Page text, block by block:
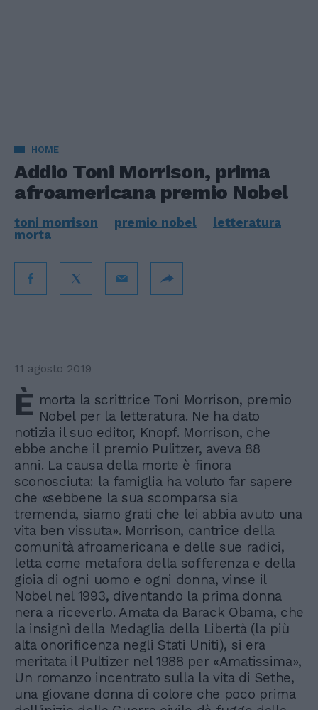
HOME
Addio Toni Morrison, prima
afroamericana premio Nobel
toni morrison premio nobel
letteratura
morta
11 agosto 2019
È morta la scrittrice Toni Morrison, premio
Nobel per la letteratura. Ne ha dato
notizia il suo editor, Knopf. Morrison, che
ebbe anche il premio Pulitzer, aveva 88
anni. La causa della morte è finora
sconosciuta: la famiglia ha voluto far sapere
che «sebbene la sua scomparsa sia
tremenda, siamo grati che lei abbia avuto una
vita ben vissuta». Morrison, cantrice della
comunità afroamericana e delle sue radici,
letta come metafora della sofferenza e della
gioia di ogni uomo e ogni donna, vinse il
Nobel nel 1993, diventando la prima donna
nera a riceverlo. Amata da Barack Obama, che
la insignì della Medaglia della Libertà (la più
alta onorificenza negli Stati Uniti), si era
meritata il Pultizer nel 1988 per «Amatissima»,
Un romanzo incentrato sulla la vita di Sethe,
una giovane donna di colore che poco prima